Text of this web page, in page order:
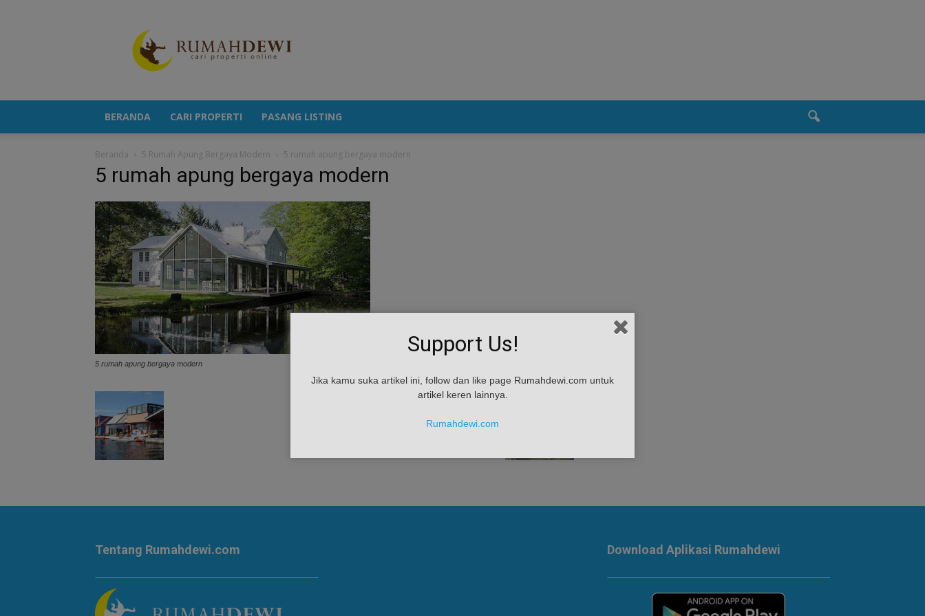
Berita
Properti
Terkini
BERANDA CARI PROPERTI PASANG LISTING
Beranda 5 Rumah Apung Bergaya Modern 5 rumah apung bergaya modern
5 rumah apung bergaya modern
5 rumah apung bergaya modern
Tentang Rumahdewi.com Download Aplikasi Rumahdewi
Support Us!
Jika kamu suka artikel ini, follow dan like page Rumahdewi.com untuk
artikel keren lainnya.
Rumahdewi.com